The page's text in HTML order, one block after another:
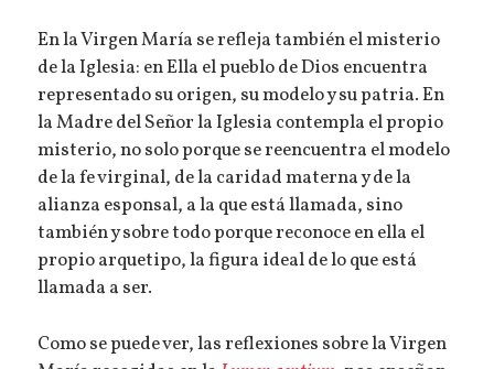
En la Virgen María se refleja también el misterio
de la Iglesia: en Ella el pueblo de Dios encuentra
representado su origen, su modelo y su patria. En
la Madre del Señor la Iglesia contempla el propio
misterio, no solo porque se reencuentra el modelo
de la fe virginal, de la caridad materna y de la
alianza esponsal, a la que está llamada, sino
también y sobre todo porque reconoce en ella el
propio arquetipo, la figura ideal de lo que está
llamada a ser.
Como se puede ver, las reflexiones sobre la Virgen